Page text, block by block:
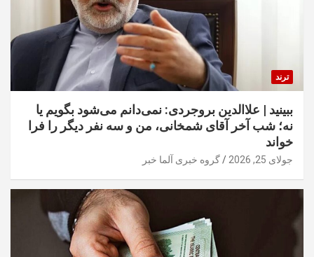
ترند
ببینید | علاالدین بروجردی: نمی‌دانم می‌شود بگویم یا
نه؛ شب آخر آقای شمخانی، من و سه نفر دیگر را فرا
خواند
جولای 25, 2026 گروه خبری آلما خبر